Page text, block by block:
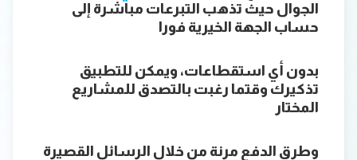
الجوال حيث تذهب التبرعات مباشرة إلى
حساب الجهة الخيرية فورا
بدون أي استقطاعات، ويمكن للتطبيق
تذكيرك وقتما رغبت بالتصدق للمشاريع
المختار
وطرق الدفع مرنة من خلال الرسائل القصيرة